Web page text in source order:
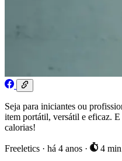
Seja para iniciantes ou
item portátil, versátil e eficaz.
calorias!
Freeletics · há 4 anos · 4